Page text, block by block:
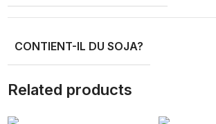
CONTIENT-IL DU SOJA?
Related products